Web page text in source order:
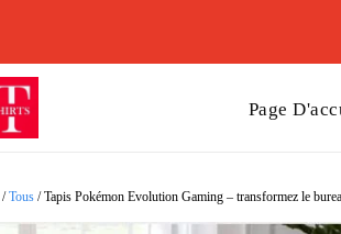
Page
/Tous /Tapis Pokémon Evolution Gaming – transformez le